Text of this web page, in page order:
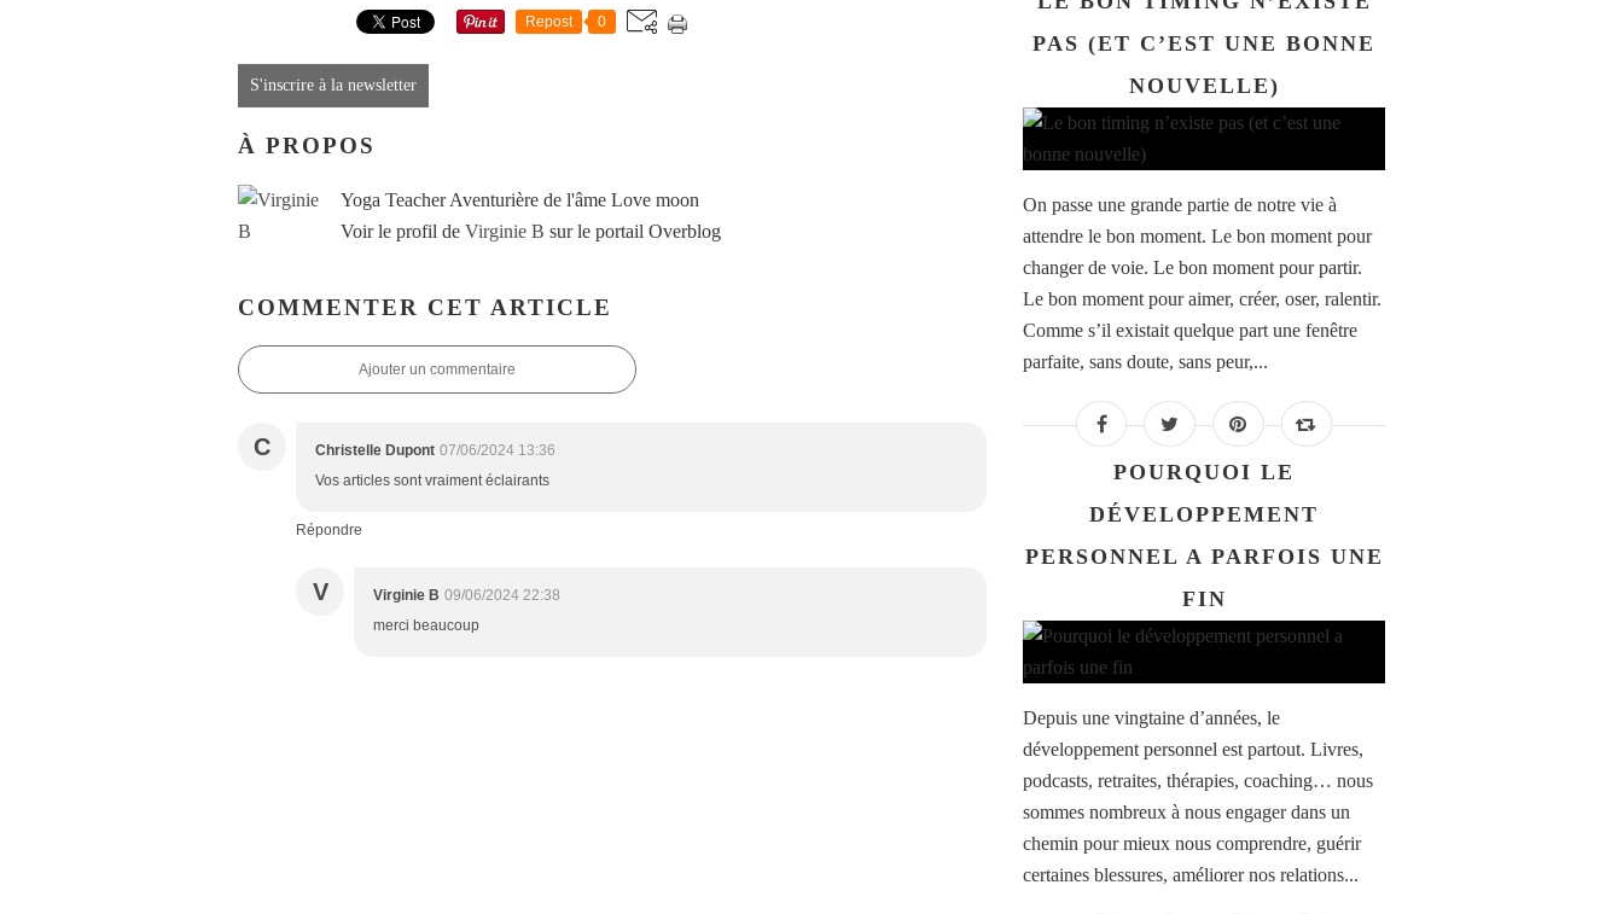
Repost 0
S'inscrire à la newsletter
À PROPOS
Yoga Teacher Aventurière de l'âme Love moon
Voir le profil de Virginie B sur le portail Overblog
COMMENTER CET ARTICLE
Ajouter un commentaire
C Christelle Dupont 07/06/2024 13:36
Vos articles sont vraiment éclairants
Répondre
V Virginie B 09/06/2024 22:38
merci beaucoup
PAS (ET C’EST UNE BONNE
NOUVELLE)
On passe une grande partie de notre vie à
attendre le bon moment. Le bon moment pour
changer de voie. Le bon moment pour partir.
Le bon moment pour aimer, créer, oser, ralentir.
Comme s’il existait quelque part une fenêtre
parfaite, sans doute, sans peur,...
POURQUOI LE
DÉVELOPPEMENT
PERSONNEL A PARFOIS UNE
FIN
Depuis une vingtaine d’années, le
développement personnel est partout. Livres,
podcasts, retraites, thérapies, coaching… nous
sommes nombreux à nous engager dans un
chemin pour mieux nous comprendre, guérir
certaines blessures, améliorer nos relations...